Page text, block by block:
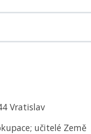
Vratislav
učitelé Země